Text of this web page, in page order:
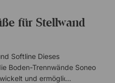
für Stellwand
Softline Dieses
Boden-Trennwände Soneo
und ermöglicht es, zwei